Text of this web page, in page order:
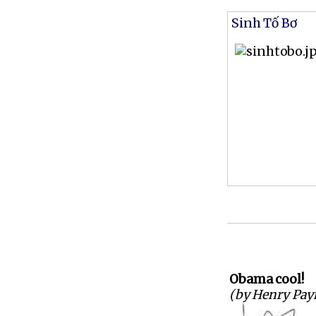
Sinh Tố Bơ
Obama cool!
(by Henry